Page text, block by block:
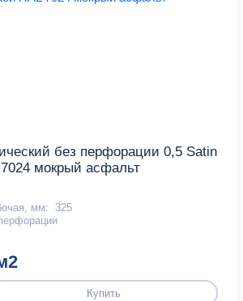
без перфорации 0,5 Satin
мокрый асфальт
мм:
325
Купить